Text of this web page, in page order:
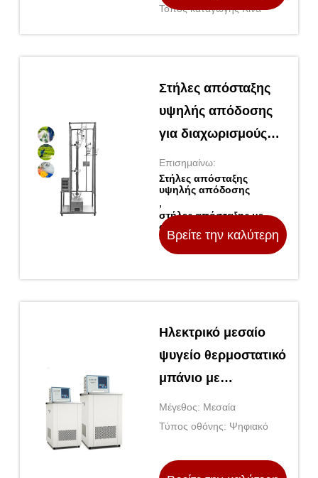
Τόπος καταγωγής Κίνα
Στήλες απόσταξης
υψηλής απόδοσης
για διαχωρισμούς
ακριβείας
Επισημαίνω:
Στήλες απόσταξης
υψηλής απόδοσης
,
στήλες απόσταξης με
ακριβή διαχωρισμό
Τόπος καταγωγής Κίνα
Βρείτε την καλύτερη
Ηλεκτρικό μεσαίο
ψυγείο θερμοστατικό
μπάνιο με
κυκλώματα
θέρμανσης
Μέγεθος: Μεσαία
Τύπος οθόνης: Ψηφιακό